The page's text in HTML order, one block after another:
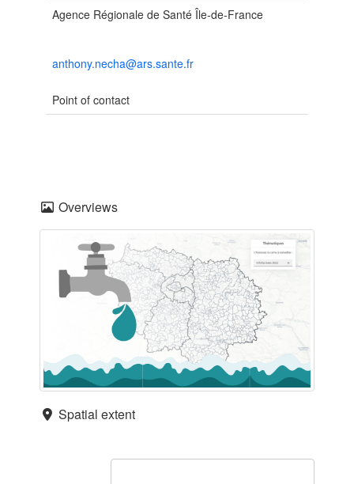
Agence Régionale de Santé Île-de-France
anthony.necha@ars.sante.fr
Point of contact
Overviews
Spatial extent